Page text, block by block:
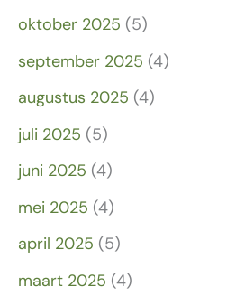
oktober 2025 (5)
september 2025 (4)
augustus 2025 (4)
juli 2025 (5)
juni 2025 (4)
mei 2025 (4)
april 2025 (5)
maart 2025 (4)